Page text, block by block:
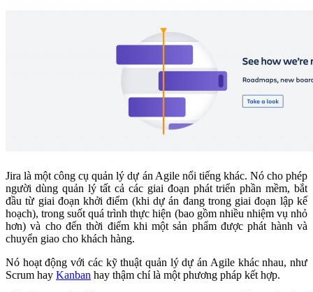
Jira là một công cụ quản lý dự án Agile nổi tiếng khác. Nó cho phép
người dùng quản lý tất cả các giai đoạn phát triển phần mềm, bắt
đầu từ giai đoạn khởi điểm (khi dự án đang trong giai đoạn lập kế
hoạch), trong suốt quá trình thực hiện (bao gồm nhiều nhiệm vụ nhỏ
hơn) và cho đến thời điểm khi một sản phẩm được phát hành và
chuyển giao cho khách hàng.
Nó hoạt động với các kỹ thuật quản lý dự án Agile khác nhau, như
Scrum hay Kanban hay thậm chí là một phương pháp kết hợp.